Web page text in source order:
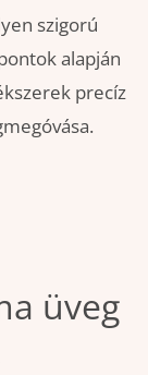
szigorú
alapján
precíz
üveg